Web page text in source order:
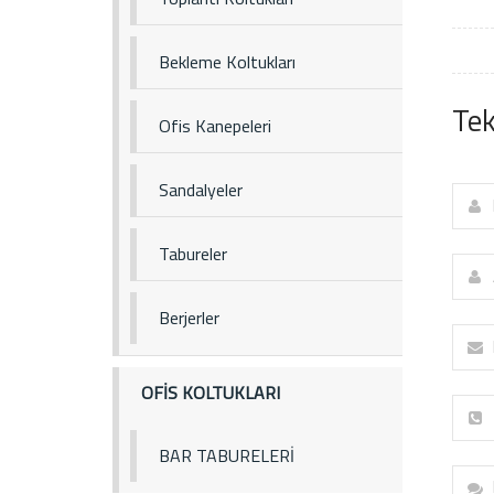
Bekleme Koltukları
Ofis Kanepeleri
Sandalyeler
Tabureler
Berjerler
OFİS KOLTUKLARI
BAR TABURELERİ